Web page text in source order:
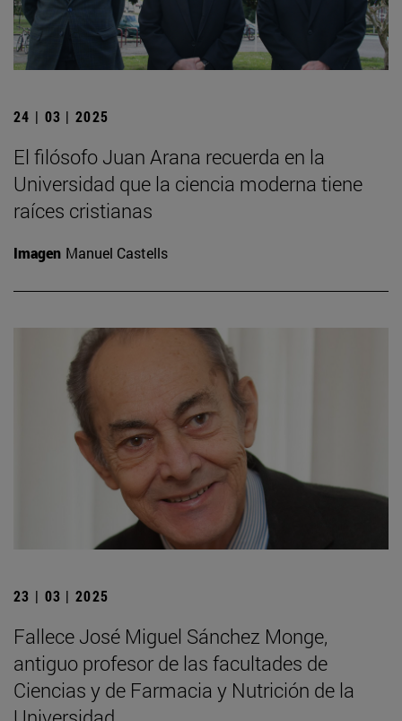
24 | 03 | 2025
El filósofo Juan Arana recuerda en la
Universidad que la ciencia moderna tiene
raíces cristianas
Imagen Manuel Castells
23 | 03 | 2025
Fallece José Miguel Sánchez Monge,
antiguo profesor de las facultades de
Ciencias y de Farmacia y Nutrición de la